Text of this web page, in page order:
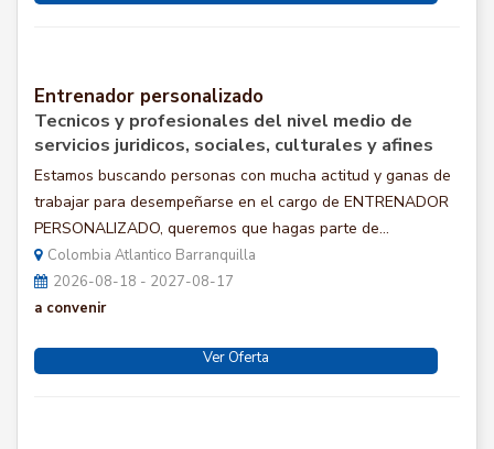
Entrenador personalizado
Tecnicos y profesionales del nivel medio de
servicios juridicos, sociales, culturales y afines
Estamos buscando personas con mucha actitud y ganas de
trabajar para desempeñarse en el cargo de ENTRENADOR
PERSONALIZADO, queremos que hagas parte de...
Colombia Atlantico Barranquilla
2026-08-18 - 2027-08-17
a convenir
Ver Oferta